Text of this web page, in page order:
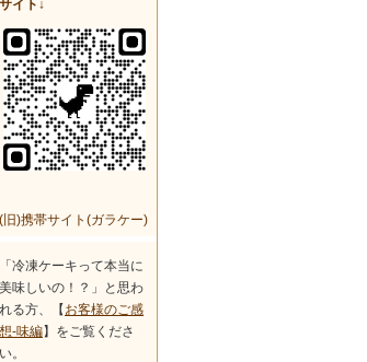
サイト↓
(旧)携帯サイト(ガラケー)
「冷凍ケーキって本当に
美味しいの！？」と思わ
れる方、【 お客様のご感
想-味編】をご覧くださ
い。